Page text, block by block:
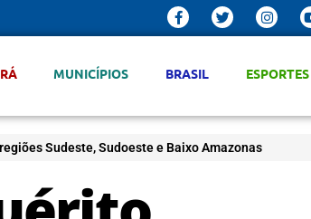
MUNICÍPIOS BRASIL ESPORTES
Sudeste, Sudoeste e Baixo Amazonas